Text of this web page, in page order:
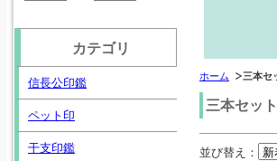
ホーム 三本セ
三本セット
並び替え：
カテゴリ
信長公印鑑
ペット印
干支印鑑